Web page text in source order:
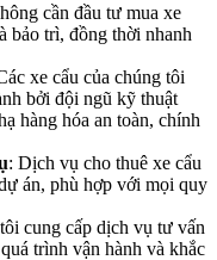
cần đầu tư mua xe
bảo trì, đồng thời nhanh
xe cẩu của chúng tôi
bởi đội ngũ kỹ thuật
hàng hóa an toàn, chính
: Dịch vụ cho thuê xe cẩu
án, phù hợp với mọi quy
cung cấp dịch vụ tư vấn
trình vận hành và khắc